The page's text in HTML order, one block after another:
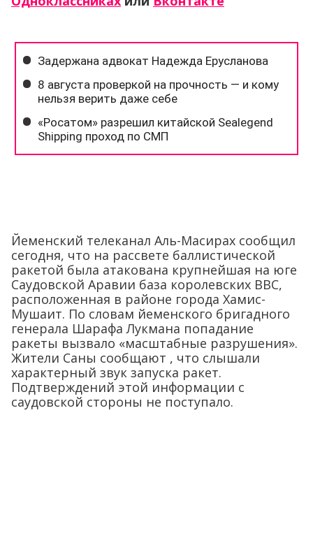
Йеменский телеканал Аль-Масирах сообщил
сегодня, что на рассвете баллистической
ракетой была атакована крупнейшая на юге
Саудовской Аравии база королевских ВВС,
расположенная в районе города Хамис-
Мушаит. По словам йеменского бригадного
генерала Шарафа Лукмана попадание
ракеты вызвало «масштабные разрушения».
Жители Саны сообщают , что слышали
характерный звук запуска ракет.
Подтверждений этой информации с
саудовской стороны не поступало.